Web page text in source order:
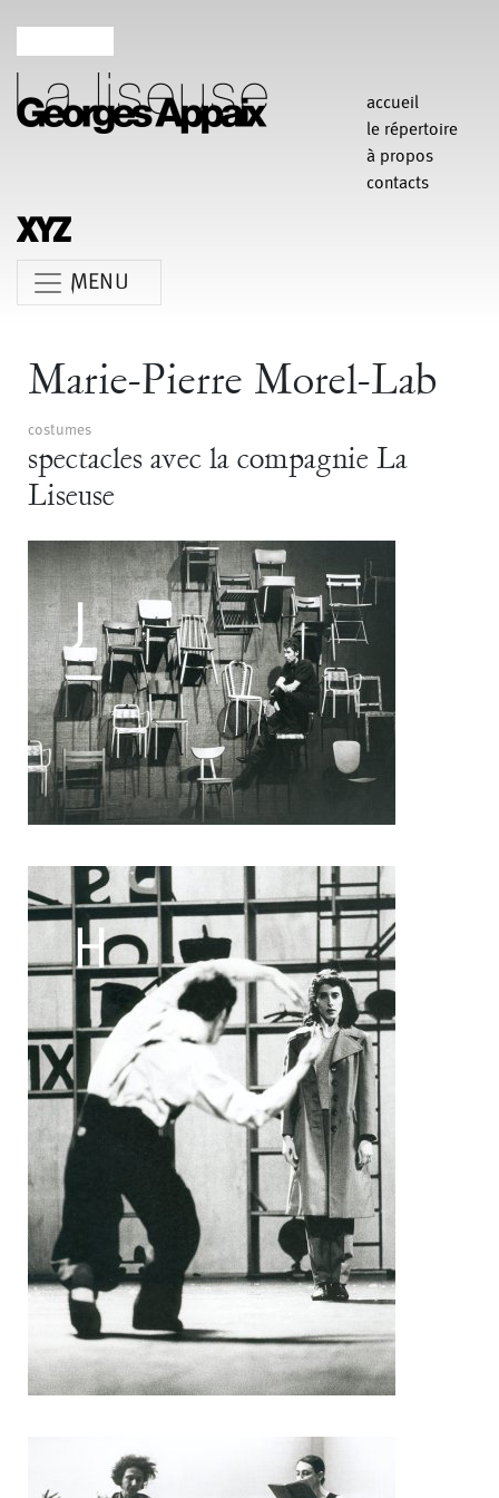
accueil
le répertoire
à propos
contacts
MENU
Anne Le Batard
Carlotta Sagna Catherine Rees
Chiara Gallerani Claudia Triozzi
Eric Houzelot Fabio Barad Federica Tardito
François Bouteau
François Combemorel Françoise Rognerud
Frédéric Vaillant
Frédéric Werlé
Georges Appaix
Gill Viandier Jean-Marc Fillet Jean-Pascal Gilly
Jean-Paul Bourel Jean-Pierre Larroche Julie Devigne
Laura Girotto Liliana Ferri Marcel Atienzar
Marco Berrettini
Maria Eugenia Lopez Valenzuela
Maria Grazia Noce
Maud Le Pladec
Maxime Gomard
Melanie Venino
Michèle Prélonge Montaine Chevalier
Muriel Corbel
Pascal Gobin
Pascale Cherblanc
Pascale Luce
Pascale Paoli
Romain Bertet
Sabine Macher Sébastien Chatellier
Séverine Bauvais Sonia Darbois
Stéphane Imbert Sylvain Cassou
Valérie Brau-Antony
Marie-Pierre Morel-Lab
costumes
spectacles avec la compagnie La
Liseuse